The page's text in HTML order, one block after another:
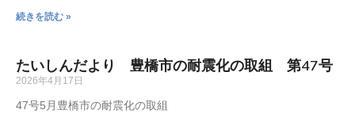
続きを読む »
たいしんだより 豊橋市の耐震化の取組 第47号
2026年4月17日
47号5月豊橋市の耐震化の取組